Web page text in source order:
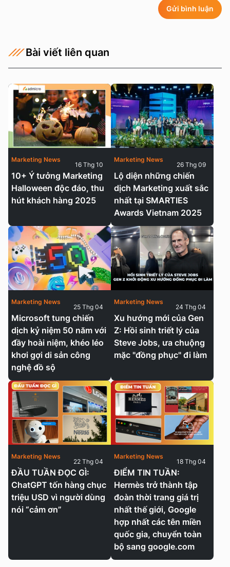
Gửi bình luận
Bài viết liên quan
10+ Ý tưởng Marketing
Halloween độc đáo, thu
hút khách hàng 2025
Marketing News
16 Thg 10
Lộ diện những chiến
dịch Marketing xuất sắc
nhất tại SMARTIES
Awards Vietnam 2025
Marketing News
26 Thg 09
Microsoft tung chiến
dịch kỷ niệm 50 năm với
đầy hoài niệm, khéo léo
khơi gợi di sản công
nghệ đồ sộ
Marketing News
25 Thg 04
Xu hướng mới của Gen
Z: Hồi sinh triết lý của
Steve Jobs, ưa chuộng
mặc "đồng phục" đi làm
Marketing News
24 Thg 04
ĐẦU TUẦN ĐỌC GÌ:
ChatGPT tốn hàng chục
triệu USD vì người dùng
nói “cảm ơn”
Marketing News
22 Thg 04
ĐIỂM TIN TUẦN:
Hermès trở thành tập
đoàn thời trang giá trị
nhất thế giới, Google
hợp nhất các tên miền
quốc gia, chuyển toàn
bộ sang google.com
Marketing News
18 Thg 04